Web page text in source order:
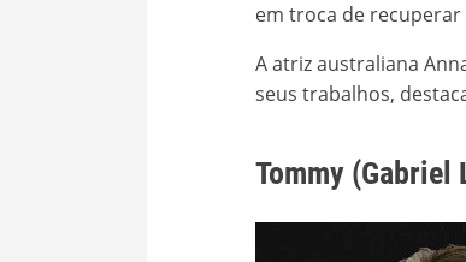
em troca de
A atriz australiana
seus trabalhos,
Tommy (Gabriel